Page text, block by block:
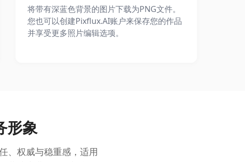
将带有深蓝色背景的图片下载为PNG文件。
您也可以创建Pixflux.AI账户来保存您的作品
并享受更多照片编辑选项。
形象
、权威与稳重感，适用